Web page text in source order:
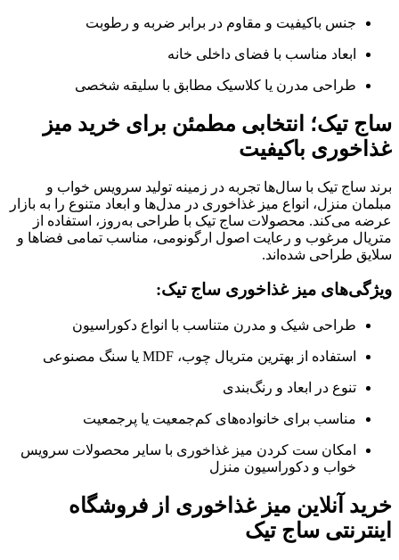
جنس باکیفیت و مقاوم در برابر ضربه و رطوبت
ابعاد مناسب با فضای داخلی خانه
طراحی مدرن یا کلاسیک مطابق با سلیقه شخصی
ساج تیک؛ انتخابی مطمئن برای خرید میز
غذاخوری باکیفیت
برند ساج تیک با سال‌ها تجربه در زمینه تولید سرویس خواب و
مبلمان منزل، انواع میز غذاخوری در مدل‌ها و ابعاد متنوع را به بازار
عرضه می‌کند. محصولات ساج تیک با طراحی به‌روز، استفاده از
متریال مرغوب و رعایت اصول ارگونومی، مناسب تمامی فضاها و
سلایق طراحی شده‌اند.
ویژگی‌های میز غذاخوری ساج تیک:
طراحی شیک و مدرن متناسب با انواع دکوراسیون
استفاده از بهترین متریال چوب، MDF یا سنگ مصنوعی
تنوع در ابعاد و رنگ‌بندی
مناسب برای خانواده‌های کم‌جمعیت یا پرجمعیت
امکان ست کردن میز غذاخوری با سایر محصولات سرویس
خواب و دکوراسیون منزل
خرید آنلاین میز غذاخوری از فروشگاه
اینترنتی ساج تیک